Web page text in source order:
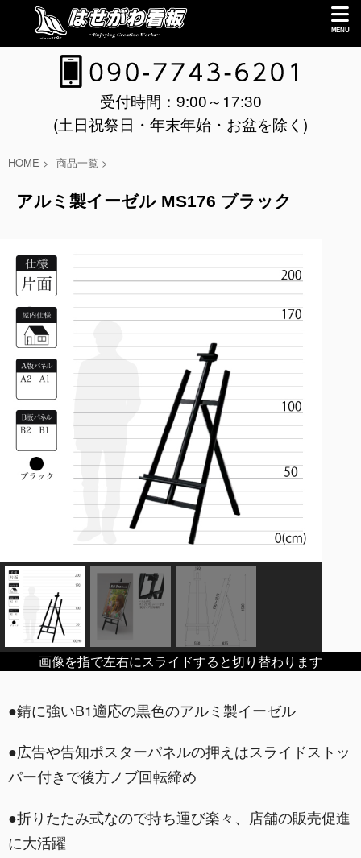
受付時間：9:00～17:30
(土日祝祭日・年末年始・お盆を除く)
HOME > 商品一覧 >
アルミ製イーゼル MS176 ブラック
画像を指で左右にスライドすると切り替わります
●錆に強いB1適応の黒色のアルミ製イーゼル
●広告や告知ポスターパネルの押えはスライドストッ
パー付きで後方ノブ回転締め
●折りたたみ式なので持ち運び楽々、店舗の販売促進
に大活躍